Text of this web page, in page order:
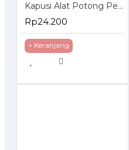
Kapusi Alat Potong Pemotong Pisau Kaca K-8736
Rp24.200
+ Keranjang